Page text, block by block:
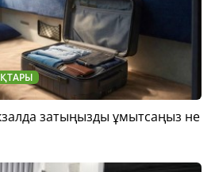
затыңызды ұмытсаңыз не